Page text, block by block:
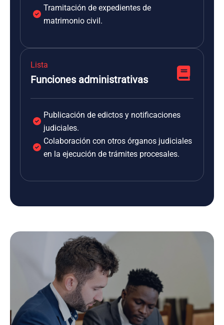
Tramitación de expedientes de
matrimonio civil.
Lista
Funciones administrativas
Publicación de edictos y notificaciones
judiciales.
Colaboración con otros órganos judiciales
en la ejecución de trámites procesales.